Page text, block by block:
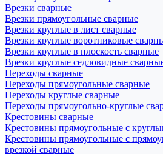
Врезки сварные
Врезки прямоугольные сварные
Врезки круглые в лист сварные
Врезки круглые воротниковые
Врезки круглые в плоскость сварные
Врезки круглые седловидные
Переходы сварные
Переходы прямоугольные сварные
Переходы круглые сварные
Переходы прямоугольно-круглые
Крестовины сварные
Крестовины прямоугольные с
Крестовины прямоугольные с
врезкой сварные